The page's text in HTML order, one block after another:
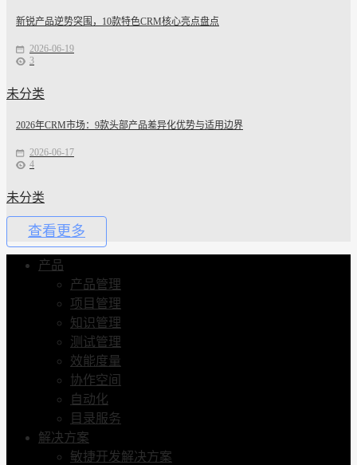
新锐产品逆势突围，10款特色CRM核心亮点盘点
2026-06-19
3
未分类
2026年CRM市场：9款头部产品差异化优势与适用边界
2026-06-17
4
未分类
查看更多
产品
产品管理
项目管理
知识管理
测试管理
效能度量
协作空间
自动化
目录服务
解决方案
敏捷开发解决方案